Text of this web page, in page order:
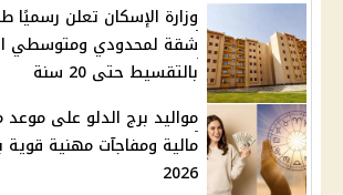
شقة لمحدودي ومتوسطي
بالتقسيط حتى 20 سنة
مواليد برج الدلو على موعد
مالية ومفاجآت مهنية قوية
2026